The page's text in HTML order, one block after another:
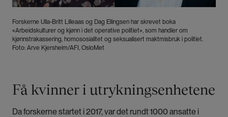
Forskerne Ulla-Britt Lilleaas og Dag Ellingsen har skrevet boka
«Arbeidskulturer og kjønn i det operative politiet», som handler om
kjønnstrakassering, homososialitet og seksualisert maktmisbruk i politiet.
Foto: Arve Kjersheim/AFI, OsloMet
Få kvinner i utrykningsenhetene
Da forskerne startet i 2017, var det rundt 1000 ansatte i